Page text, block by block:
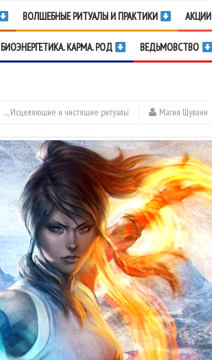
ВОЛШЕБНЫЕ РИТУАЛЫ И ПРАКТИКИ АКЦИИ
БИОЭНЕРГЕТИКА. КАРМА. РОД ВЕДЬМОВСТВО
...,Исцеляющие и чистящие ритуалы Магия Шувани